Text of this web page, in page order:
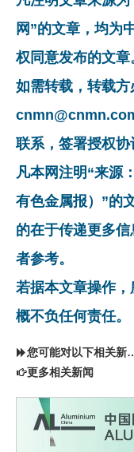
网”的文章，均为
权同意发布的文章
如需转载，转载方
联系，签署授权协
凡本网注明“来源
有色金属报）”的
的在于传递更多
者参考。
若据本文章操作
概不负任何责任。
您可能对以下相关新闻同样感兴趣
更多相关新闻